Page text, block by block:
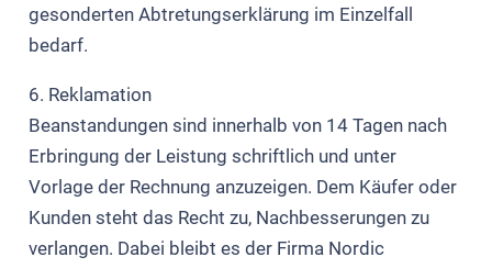
gesonderten Abtretungserklärung im Einzelfall
bedarf.
6. Reklamation
Beanstandungen sind innerhalb von 14 Tagen nach
Erbringung der Leistung schriftlich und unter
Vorlage der Rechnung anzuzeigen. Dem Käufer oder
Kunden steht das Recht zu, Nachbesserungen zu
verlangen. Dabei bleibt es der Firma Nordic